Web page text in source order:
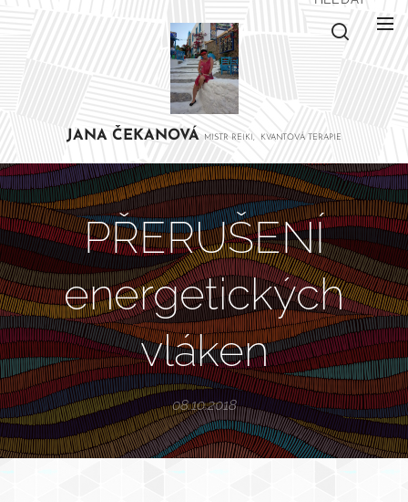
JANA ČEKANOVÁ MISTR REIKI, KVANTOVÁ TERAPIE
PŘERUŠENÍ
energetických
vláken
08.10.2018